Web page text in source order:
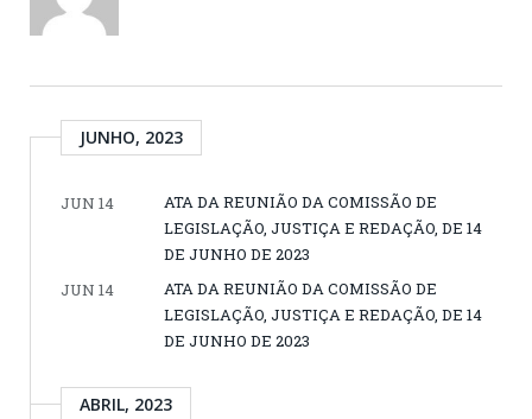
JUNHO, 2023
JUN 14
ATA DA REUNIÃO DA COMISSÃO DE
LEGISLAÇÃO, JUSTIÇA E REDAÇÃO, DE 14
DE JUNHO DE 2023
JUN 14
ATA DA REUNIÃO DA COMISSÃO DE
LEGISLAÇÃO, JUSTIÇA E REDAÇÃO, DE 14
DE JUNHO DE 2023
ABRIL, 2023